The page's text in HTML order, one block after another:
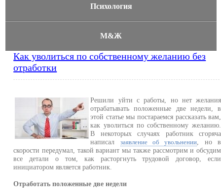
Психология
М&Ж
Как уволиться по собственному желанию без
отработки
Решили уйти с работы, но нет желания
отрабатывать положенные две недели, в
этой статье мы постараемся рассказать вам,
как уволиться по собственному желанию.
В некоторых случаях работник сгоряча
написал заявление об увольнении , но в
скорости передумал, такой вариант мы также рассмотрим и обсудим
все детали о том, как расторгнуть трудовой договор, если
инициатором является работник.
Отработать положенные две недели